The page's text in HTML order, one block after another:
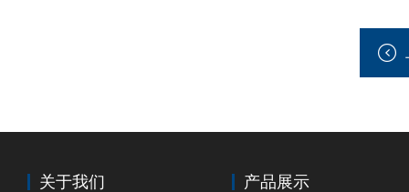
关于我们 产品展示